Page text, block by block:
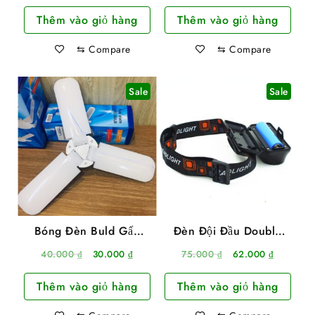
là:
48.000 ₫.
tại
là:
Thêm vào giỏ hàng
⇆ Compare
là:
20.000 ₫.
tại
là:
Thêm vào giỏ hàng
⇆ Compare
Sale
Bóng Đèn Buld Gấp
Gọn 3 Bóng Hình Cánh
Quạt 45W
40.000₫
Giá
là:
40.000 ₫.
30.000₫Giá
tại
là:
Thêm vào giỏ hàng
Sale
Đèn Đội Đầu Double
Light 1804 2 Bóng
Siêu Sáng Dùng Pin
Sạc
75.000₫
Giá
là:
75.000 ₫.
62.000₫Giá
tại
là:
Thêm vào giỏ hàng